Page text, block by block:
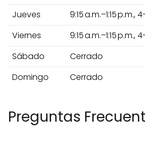
Jueves
9:15 a.m.–1:15 p.m.,
Viernes
9:15 a.m.–1:15 p.m.,
Sábado
Cerrado
Domingo
Cerrado
Preguntas